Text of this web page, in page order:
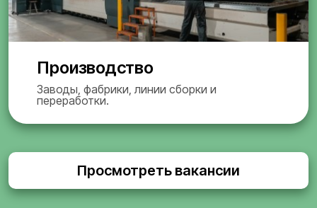
Производство
Заводы, фабрики, линии сборки и
переработки.
Просмотреть вакансии